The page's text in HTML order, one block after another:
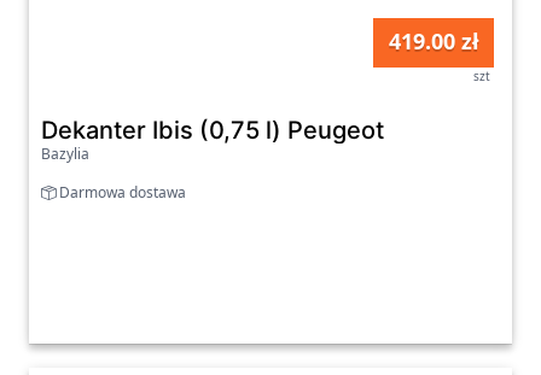
419.00 zł
szt
Dekanter Ibis (0,75 l) Peugeot
Bazylia
Darmowa dostawa